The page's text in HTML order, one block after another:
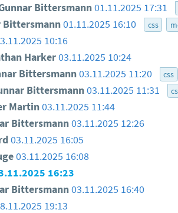
Bittersmann01.11.2025 17:31
Bittersmann01.11.2025 16:10 css
10:16
Harker 03.11.2025 10:24
Bittersmann03.11.2025 11:20 css
Bittersmann03.11.2025 11:31
Martin03.11.2025 11:44
Bittersmann 03.11.2025 12:26
03.11.2025 16:05
03.11.2025 16:08
16:23
Bittersmann 03.11.2025 16:40
19:13